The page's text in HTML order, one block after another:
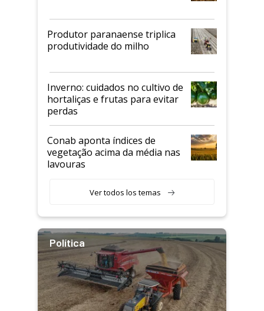
Produtor paranaense triplica
produtividade do milho
Inverno: cuidados no cultivo de
hortaliças e frutas para evitar
perdas
Conab aponta índices de
vegetação acima da média nas
lavouras
Ver todos los temas
Política